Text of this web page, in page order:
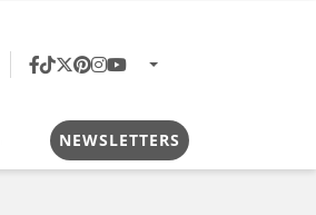
NEWSLETTERS